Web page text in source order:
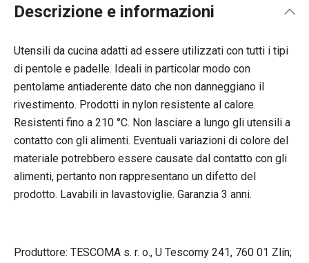
Descrizione e informazioni
Utensili da cucina adatti ad essere utilizzati con tutti i tipi
di pentole e padelle. Ideali in particolar modo con
pentolame antiaderente dato che non danneggiano il
rivestimento. Prodotti in nylon resistente al calore.
Resistenti fino a 210 °C. Non lasciare a lungo gli utensili a
contatto con gli alimenti. Eventuali variazioni di colore del
materiale potrebbero essere causate dal contatto con gli
alimenti, pertanto non rappresentano un difetto del
prodotto. Lavabili in lavastoviglie. Garanzia 3 anni.
Produttore: TESCOMA s. r. o., U Tescomy 241, 760 01 Zlín;